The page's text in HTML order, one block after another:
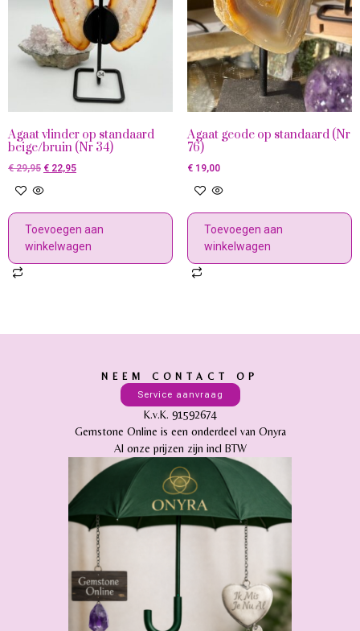
Agaat vlinder op standaard
beige/bruin (Nr 34)
€29,95 € 22,95
Toevoegen aan
winkelwagen
Agaat geode op standaard (Nr
76)
€19,00
Toevoegen aan
winkelwagen
NEEM CONTACT OP
Service aanvraag
K.v.K. 91592674
Gemstone Online is een onderdeel van Onyra
Al onze prijzen zijn incl BTW